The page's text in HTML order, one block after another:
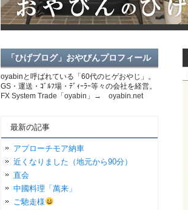
「ひげブログ」おやびんプロフィール
oyabinと呼ばれている「60代のヒゲおやじ」。
GS・運送・ｺﾞﾙﾌ場・ﾃﾞｨｰﾗｰ等々の会社を経営。
FX System Trade「oyabin」→ oyabin.net
最新の記事
アプローチモア納車
近くなりました（地元から90分）
直会
中國料理「萬来」
ご馳走様